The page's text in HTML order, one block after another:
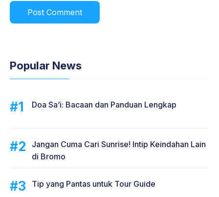
Popular News
Doa Sa’i: Bacaan dan Panduan Lengkap
Jangan Cuma Cari Sunrise! Intip Keindahan Lain
di Bromo
Tip yang Pantas untuk Tour Guide